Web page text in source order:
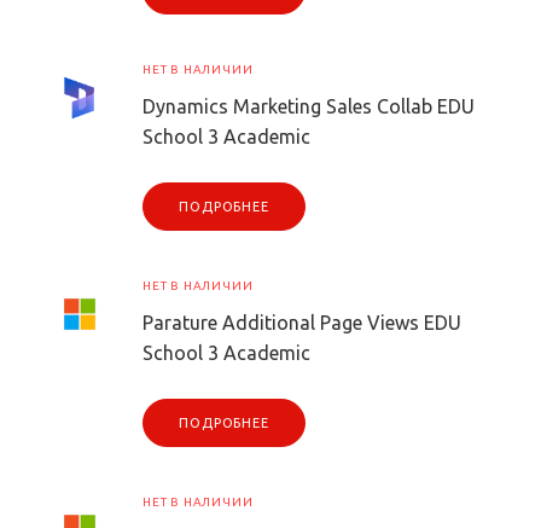
НЕТ В НАЛИЧИИ
Dynamics Marketing Sales Collab EDU
School 3 Academic
ПОДРОБНЕЕ
НЕТ В НАЛИЧИИ
Parature Additional Page Views EDU
School 3 Academic
ПОДРОБНЕЕ
НЕТ В НАЛИЧИИ